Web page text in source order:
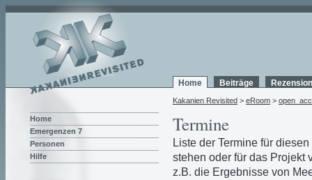
Home Beiträge
Kakanien Revisited > eRoom >
Termine
Liste der Termine für
stehen oder für das Projekt
z.B. die Ergebnisse von
Home
Emergenzen 7
Personen
Hilfe